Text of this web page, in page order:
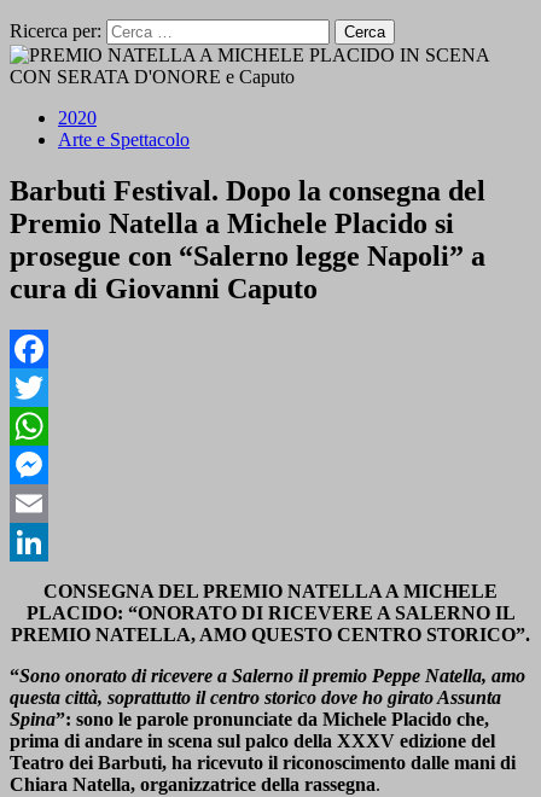
Ricerca per:
2020
Arte e Spettacolo
Barbuti Festival. Dopo la consegna del
Premio Natella a Michele Placido si
prosegue con “Salerno legge Napoli” a
cura di Giovanni Caputo
Facebook
Twitter
WhatsApp
Messenger
Email
LinkedIn
CONSEGNA DEL PREMIO NATELLA A MICHELE
PLACIDO: “ONORATO DI RICEVERE A SALERNO IL
PREMIO NATELLA, AMO QUESTO CENTRO STORICO”.
“Sono onorato di ricevere a Salerno il premio Peppe Natella, amo
questa città, soprattutto il centro storico dove ho girato Assunta
Spina”: sono le parole pronunciate da Michele Placido che,
prima di andare in scena sul palco della XXXV edizione del
Teatro dei Barbuti, ha ricevuto il riconoscimento dalle mani di
Chiara Natella, organizzatrice della rassegna.